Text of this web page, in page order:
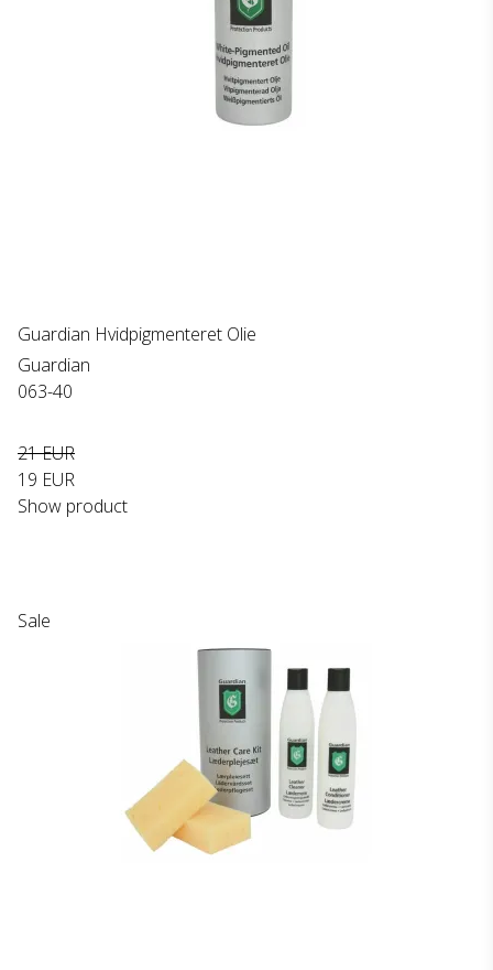
Guardian Hvidpigmenteret Olie
Guardian
063-40
21 EUR
19 EUR
Show product
Sale